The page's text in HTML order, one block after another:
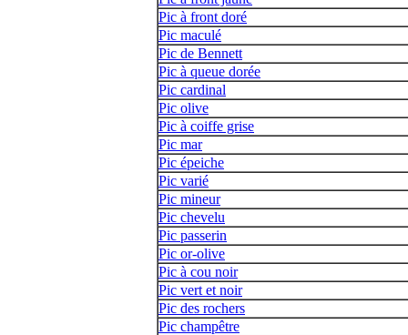
Pic à front doré
Pic maculé
Pic de Bennett
Pic à queue dorée
Pic cardinal
Pic olive
Pic à coiffe grise
Pic mar
Pic épeiche
Pic varié
Pic mineur
Pic chevelu
Pic passerin
Pic or-olive
Pic à cou noir
Pic vert et noir
Pic des rochers
Pic champêtre